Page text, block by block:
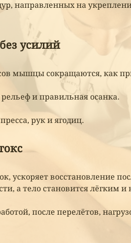
направленных на
усилий
мышцы сокращаются, как
и правильная осанка.
рук и ягодиц.
ускоряет восстановление
а тело становится лёгким
после перелётов,